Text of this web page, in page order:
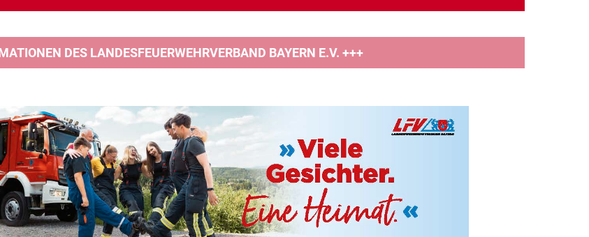
DES LANDESFEUERWEHRVERBAND BAYERN E.V. +++